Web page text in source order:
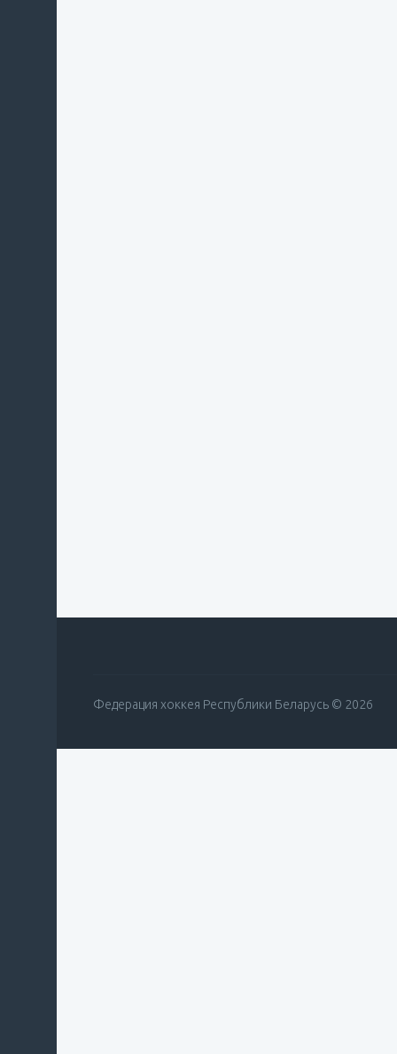
Федерация хоккея Республики Беларусь © 2026